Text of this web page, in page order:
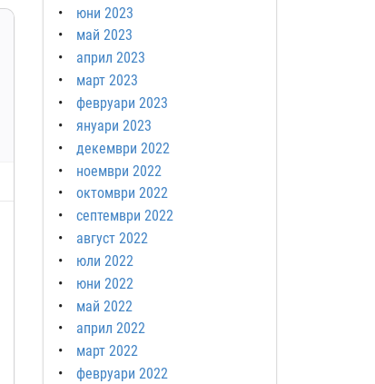
юни 2023
май 2023
април 2023
март 2023
февруари 2023
януари 2023
декември 2022
ноември 2022
октомври 2022
септември 2022
август 2022
юли 2022
юни 2022
май 2022
април 2022
март 2022
февруари 2022